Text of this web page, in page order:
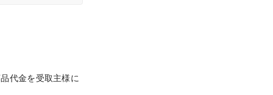
代金を受取主様に